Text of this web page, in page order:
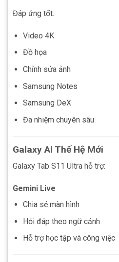
Đáp ứng tốt:
Video 4K
Đồ họa
Chỉnh sửa ảnh
Samsung Notes
Samsung DeX
Đa nhiệm chuyên sâu
Galaxy AI Thế Hệ Mới
Galaxy Tab S11 Ultra hỗ trợ:
Gemini Live
Chia sẻ màn hình
Hỏi đáp theo ngữ cảnh
Hỗ trợ học tập và công việc